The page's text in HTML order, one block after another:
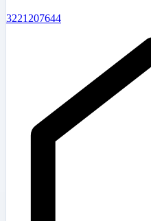
3221207644